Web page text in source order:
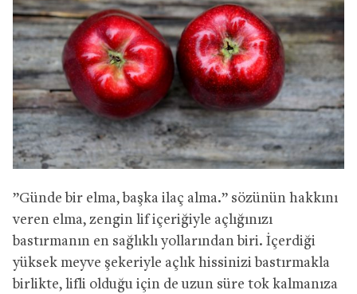
”Günde bir elma, başka ilaç alma.” sözünün hakkını
veren elma, zengin lif içeriğiyle açlığınızı
bastırmanın en sağlıklı yollarından biri. İçerdiği
yüksek meyve şekeriyle açlık hissinizi bastırmakla
birlikte, lifli olduğu için de uzun süre tok kalmanıza